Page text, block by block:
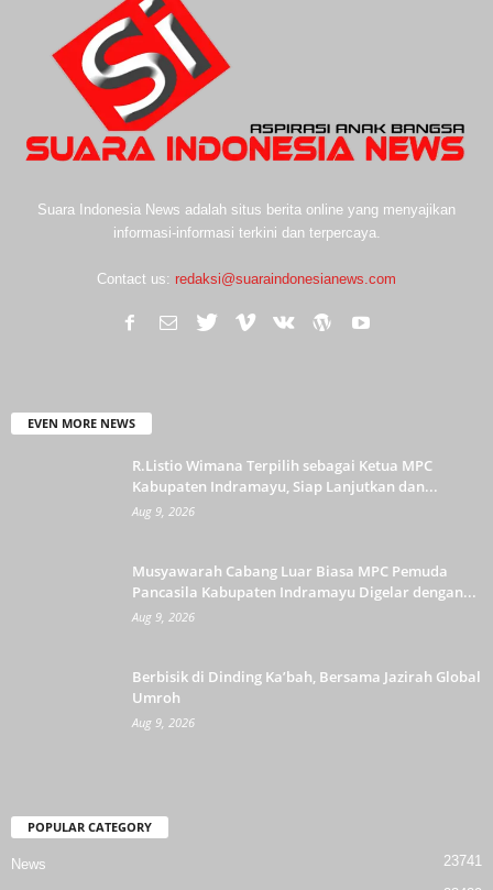
Suara Indonesia News adalah situs berita online yang menyajikan
informasi-informasi terkini dan terpercaya.
Contact us: redaksi@suaraindonesianews.com
EVEN MORE NEWS
R.Listio Wimana Terpilih sebagai Ketua MPC
Kabupaten Indramayu, Siap Lanjutkan dan...
Aug 9, 2026
Musyawarah Cabang Luar Biasa MPC Pemuda
Pancasila Kabupaten Indramayu Digelar dengan...
Aug 9, 2026
Berbisik di Dinding Ka’bah, Bersama Jazirah Global
Umroh
Aug 9, 2026
POPULAR CATEGORY
News 23741